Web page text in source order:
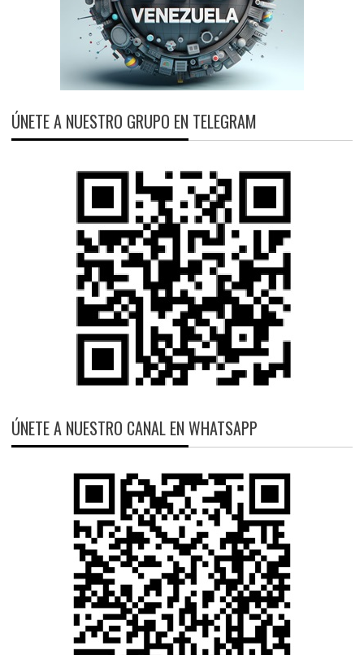
ÚNETE A NUESTRO GRUPO EN TELEGRAM
ÚNETE A NUESTRO CANAL EN WHATSAPP